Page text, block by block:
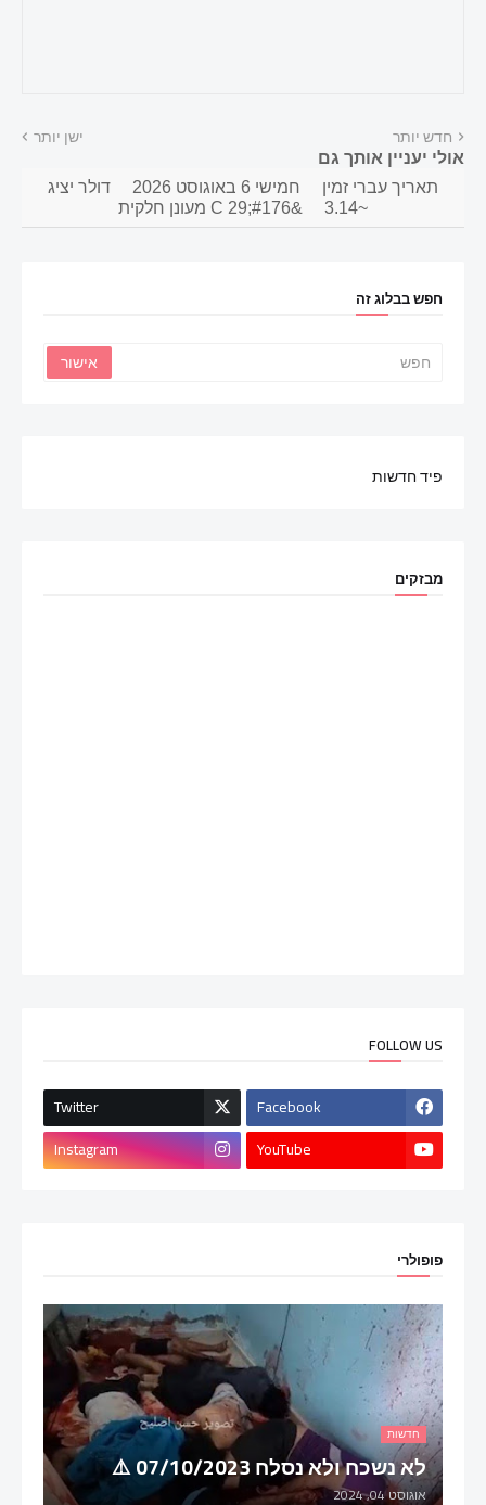
חדש יותר ישן יותר
אולי יעניין אותך גם
תאריך עברי זמין חמישי 6 באוגוסט 2026
דולר יציג
~3.14
&#176;C 29 מעונן חלקית
חפש בבלוג זה
פיד חדשות
מבזקים
FOLLOW US
Facebook
Twitter
YouTube
Instagram
פופולרי
חדשות
לא נשכח ולא נסלח 07/10/2023 ⚠️
אוגוסט 04, 2024